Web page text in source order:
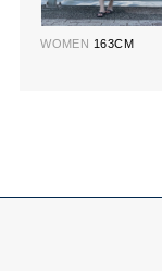
WOMEN 163CM